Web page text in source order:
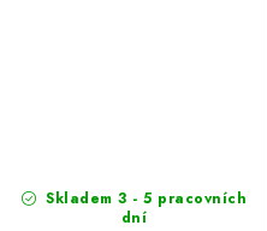
Skladem 3 - 5 pracovních
dní